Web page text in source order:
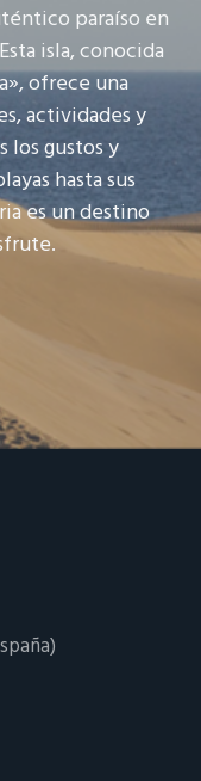
paraíso en
isla, conocida
ofrece una
actividades y
los gustos y
hasta sus
es un destino